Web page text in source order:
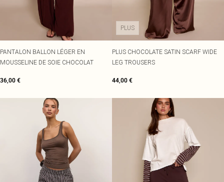
PANTALON BALLON LÉGER EN
MOUSSELINE DE SOIE CHOCOLAT
36,00 €
PLUS
PLUS CHOCOLATE SATIN SCARF WIDE
LEG TROUSERS
44,00 €